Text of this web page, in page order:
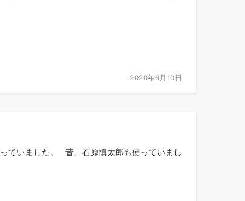
2020年6月10日
ていました。 昔、石原慎太郎も使っていまし